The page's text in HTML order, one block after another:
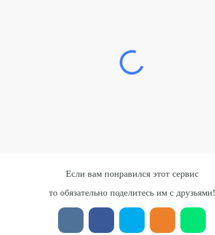
Если вам понравился этот сервис
то обязательно поделитесь им с друзьями!